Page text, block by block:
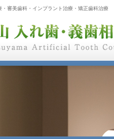
審美歯科・インプラント治療・矯正歯科治療